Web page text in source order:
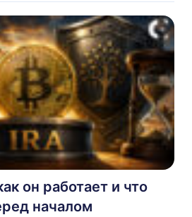
он работает и что
началом